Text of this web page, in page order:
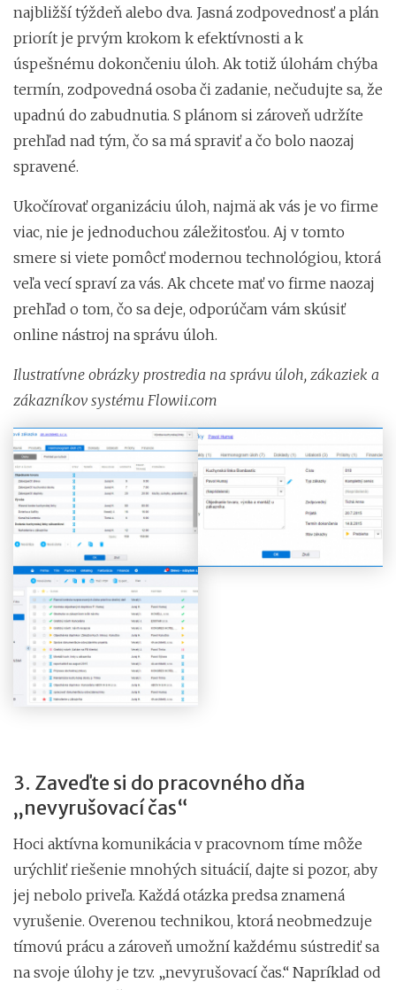
najbližší týždeň alebo dva. Jasná zodpovednosť a plán
priorít je prvým krokom k efektívnosti a k
úspešnému dokončeniu úloh. Ak totiž úlohám chýba
termín, zodpovedná osoba či zadanie, nečudujte sa, že
upadnú do zabudnutia. S plánom si zároveň udržíte
prehľad nad tým, čo sa má spraviť a čo bolo naozaj
spravené.
Ukočírovať organizáciu úloh, najmä ak vás je vo firme
viac, nie je jednoduchou záležitosťou. Aj v tomto
smere si viete pomôcť modernou technológiou, ktorá
veľa vecí spraví za vás. Ak chcete mať vo firme naozaj
prehľad o tom, čo sa deje, odporúčam vám skúsiť
online nástroj na správu úloh.
Ilustratívne obrázky prostredia na správu úloh, zákaziek a
zákazníkov systému Flowii.com
3. Zaveďte si do pracovného dňa
„nevyrušovací čas“
Hoci aktívna komunikácia v pracovnom tíme môže
urýchliť riešenie mnohých situácií, dajte si pozor, aby
jej nebolo priveľa. Každá otázka predsa znamená
vyrušenie. Overenou technikou, ktorá neobmedzuje
tímovú prácu a zároveň umožní každému sústrediť sa
na svoje úlohy je tzv. „nevyrušovací čas.“ Napríklad od